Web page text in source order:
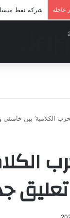
عاجلة شركة نفط ميسان
الكلامية’ بين خامنئي